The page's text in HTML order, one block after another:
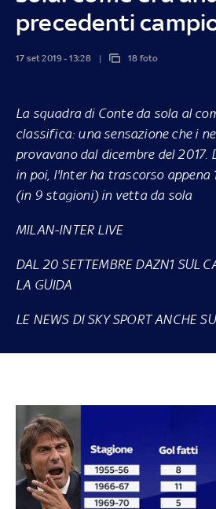
precedenti
17 set 2019 - 13:28 18 foto
La squadra di Conte da sola al
classifica: una sensazione che i
provavano dal dicembre del 2017.
in poi, l'Inter ha trascorso
(in 9 stagioni) in vetta da sola
MILAN-INTER LIVE
DAL 20 SETTEMBRE DAZN1 SUL
LA GUIDA
LE NEWS DI SKY SPORT ANCHE